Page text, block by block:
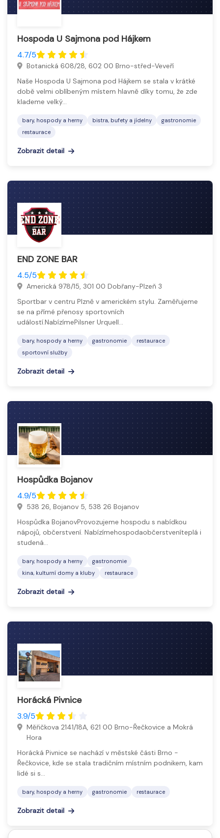
Hospoda U Sajmona pod Hájkem
4.7/5
Botanická 608/28, 602 00 Brno-střed-Veveří
Naše Hospoda U Sajmona pod Hájkem se stala v krátké
době velmi oblíbeným místem hlavně díky tomu, že zde
klademe velký…
bary, hospody a herny bistra, bufety a jídelny
gastronomie
restaurace
Zobrazit detail
END ZONE BAR
4.5/5
Americká 978/15, 301 00 Dobřany-Plzeň 3
Sportbar v centru Plzně v americkém stylu. Zaměřujeme
se na přímé přenosy sportovních
událostí.NabízímePilsner Urquell…
bary, hospody a herny gastronomie
restaurace
sportovní služby
Zobrazit detail
Hospůdka Bojanov
4.9/5
538 26, Bojanov 5, 538 26 Bojanov
Hospůdka BojanovProvozujeme hospodu s nabídkou
nápojů, občerstvení. Nabízímehospodaobčerstveníteplá i
studená…
bary, hospody a herny
gastronomie
kina, kulturní domy a kluby
restaurace
Zobrazit detail
Horácká Pivnice
3.9/5
Měřičkova 2141/18A, 621 00 Brno-Řečkovice a Mokrá
Hora
Horácká Pivnice se nachází v městské části Brno -
Řečkovice, kde se stala tradičním místním podnikem, kam
lidé si s…
bary, hospody a herny gastronomie restaurace
Zobrazit detail